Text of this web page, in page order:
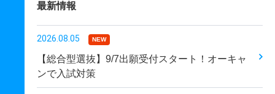
最新情報
2026.08.05 NEW
【総合型選抜】9/7出願受付スタート！オーキャ
ンで入試対策